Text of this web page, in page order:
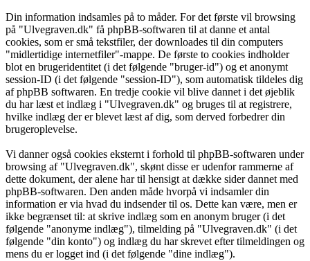
Din information indsamles på to måder. For det første vil browsing
på "Ulvegraven.dk" få phpBB-softwaren til at danne et antal
cookies, som er små tekstfiler, der downloades til din computers
"midlertidige internetfiler"-mappe. De første to cookies indholder
blot en brugeridentitet (i det følgende "bruger-id") og et anonymt
session-ID (i det følgende "session-ID"), som automatisk tildeles dig
af phpBB softwaren. En tredje cookie vil blive dannet i det øjeblik
du har læst et indlæg i "Ulvegraven.dk" og bruges til at registrere,
hvilke indlæg der er blevet læst af dig, som derved forbedrer din
brugeroplevelse.
Vi danner også cookies eksternt i forhold til phpBB-softwaren under
browsing af "Ulvegraven.dk", skønt disse er udenfor rammerne af
dette dokument, der alene har til hensigt at dække sider dannet med
phpBB-softwaren. Den anden måde hvorpå vi indsamler din
information er via hvad du indsender til os. Dette kan være, men er
ikke begrænset til: at skrive indlæg som en anonym bruger (i det
følgende "anonyme indlæg"), tilmelding på "Ulvegraven.dk" (i det
følgende "din konto") og indlæg du har skrevet efter tilmeldingen og
mens du er logget ind (i det følgende "dine indlæg").